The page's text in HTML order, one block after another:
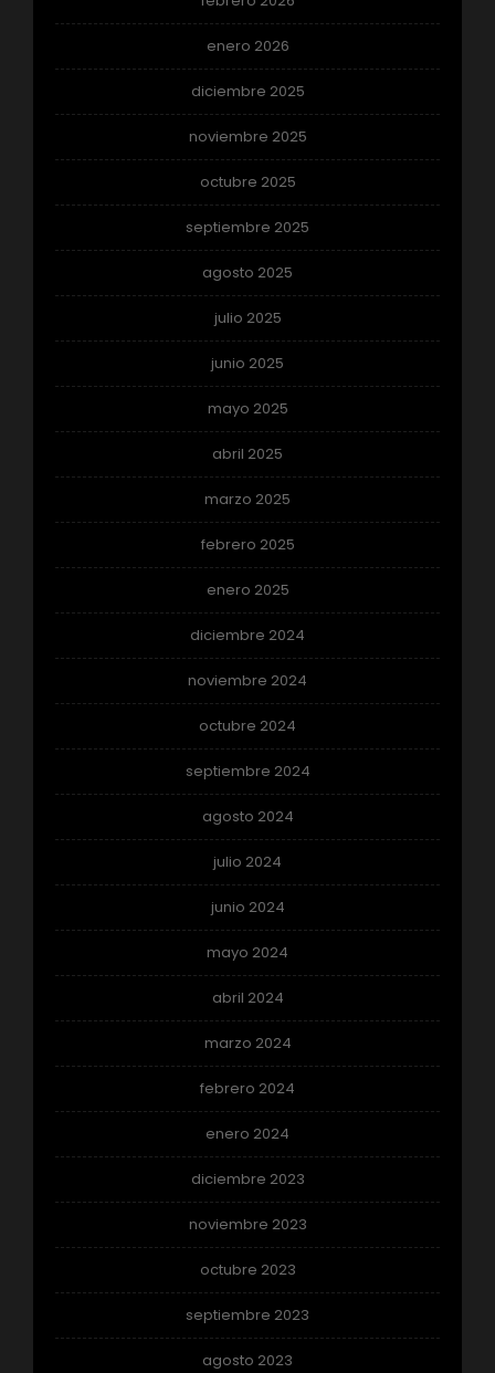
enero 2026
diciembre 2025
noviembre 2025
octubre 2025
septiembre 2025
agosto 2025
julio 2025
junio 2025
mayo 2025
abril 2025
marzo 2025
febrero 2025
enero 2025
diciembre 2024
noviembre 2024
octubre 2024
septiembre 2024
agosto 2024
julio 2024
junio 2024
mayo 2024
abril 2024
marzo 2024
febrero 2024
enero 2024
diciembre 2023
noviembre 2023
octubre 2023
septiembre 2023
agosto 2023